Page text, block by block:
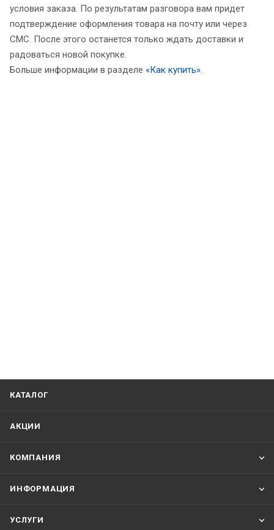
условия заказа. По результатам разговора вам придет
подтверждение оформления товара на почту или через
СМС. После этого останется только ждать доставки и
радоваться новой покупке.
Больше информации в разделе «Как купить».
КАТАЛОГ
АКЦИИ
КОМПАНИЯ
ИНФОРМАЦИЯ
УСЛУГИ